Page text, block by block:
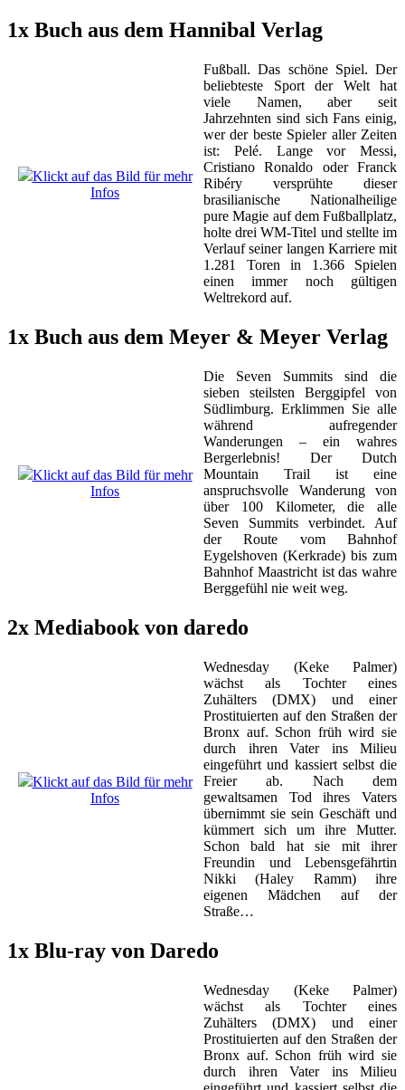
1x Buch aus dem Hannibal Verlag
Klickt auf das Bild für mehr
Infos
Fußball. Das schöne Spiel. Der
beliebteste Sport der Welt hat
viele Namen, aber seit
Jahrzehnten sind sich Fans einig,
wer der beste Spieler aller Zeiten
ist: Pelé. Lange vor Messi,
Cristiano Ronaldo oder Franck
Ribéry versprühte dieser
brasilianische Nationalheilige
pure Magie auf dem Fußballplatz,
holte drei WM-Titel und stellte im
Verlauf seiner langen Karriere mit
1.281 Toren in 1.366 Spielen
einen immer noch gültigen
Weltrekord auf.
1x Buch aus dem Meyer & Meyer Verlag
Klickt auf das Bild für mehr
Infos
Die Seven Summits sind die
sieben steilsten Berggipfel von
Südlimburg. Erklimmen Sie alle
während aufregender
Wanderungen – ein wahres
Bergerlebnis! Der Dutch
Mountain Trail ist eine
anspruchsvolle Wanderung von
über 100 Kilometer, die alle
Seven Summits verbindet. Auf
der Route vom Bahnhof
Eygelshoven (Kerkrade) bis zum
Bahnhof Maastricht ist das wahre
Berggefühl nie weit weg.
2x Mediabook von daredo
Klickt auf das Bild für mehr
Infos
Wednesday (Keke Palmer)
wächst als Tochter eines
Zuhälters (DMX) und einer
Prostituierten auf den Straßen der
Bronx auf. Schon früh wird sie
durch ihren Vater ins Milieu
eingeführt und kassiert selbst die
Freier ab. Nach dem
gewaltsamen Tod ihres Vaters
übernimmt sie sein Geschäft und
kümmert sich um ihre Mutter.
Schon bald hat sie mit ihrer
Freundin und Lebensgefährtin
Nikki (Haley Ramm) ihre
eigenen Mädchen auf der
Straße…
1x Blu-ray von Daredo
Wednesday (Keke Palmer)
wächst als Tochter eines
Zuhälters (DMX) und einer
Prostituierten auf den Straßen der
Bronx auf. Schon früh wird sie
durch ihren Vater ins Milieu